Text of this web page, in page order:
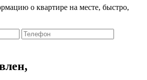
о квартире на месте, быстро,